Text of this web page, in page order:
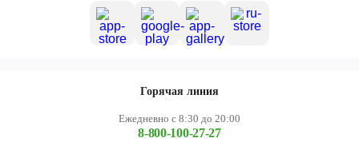
Горячая линия
Ежедневно с 8:30 до 20:00
8-800-100-27-27